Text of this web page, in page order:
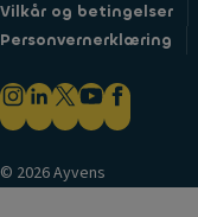
Vilkår og betingelser
Personvernerklæring
© 2026 Ayvens